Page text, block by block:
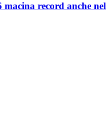
macina record anche nel